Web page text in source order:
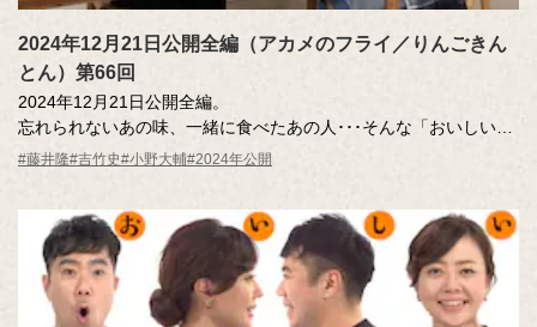
2024年12月21日公開全編（アカメのフライ／りんごきん
とん）第66回
2024年12月21日公開全編。
忘れられないあの味、一緒に食べたあの人･･･そんな「おいしい記
憶」のエッセーを読んだ調査員が、記憶さん（エッセー作者）と
MC ：藤井隆 進行：吉竹史
ナレーター：小野大輔（声優）
#藤井隆#吉竹史#小野大輔#2024年公開